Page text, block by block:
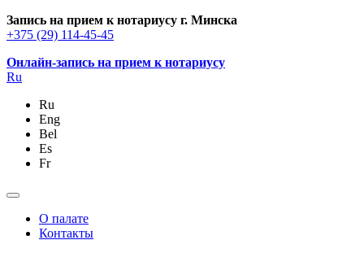
Запись на прием к нотариусу г. Минска
+375 (29) 114-45-45
Онлайн-запись на прием к нотариусу
Ru
Ru
Eng
Bel
Es
Fr
О палате
Контакты